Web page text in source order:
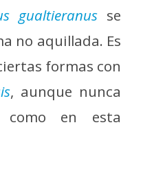
gualtieranus se
no aquillada. Es
formas con
, aunque nunca
en esta